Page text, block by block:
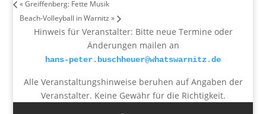
«Greiffenberg: Fette Musik
Beach-Volleyball in Warnitz»
Hinweis für Veranstalter: Bitte neue Termine oder
Änderungen mailen an
hans-peter.buschheuer@whatswarnitz.de
Alle Veranstaltungshinweise beruhen auf Angaben der
Veranstalter. Keine Gewähr für die Richtigkeit.